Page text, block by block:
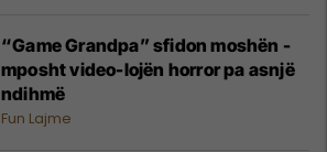
“Game Grandpa” sfidon moshën -
mposht video-lojën horror pa asnjë
ndihmë
Fun Lajme